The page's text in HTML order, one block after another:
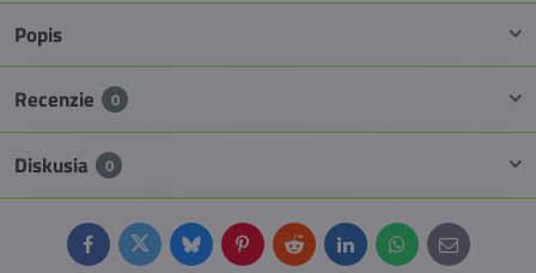
Popis
Recenzie 0
Diskusia 0
FacebookTwitterBlueskyPinterestReddit LinkedInWhatsApp
E-
mail